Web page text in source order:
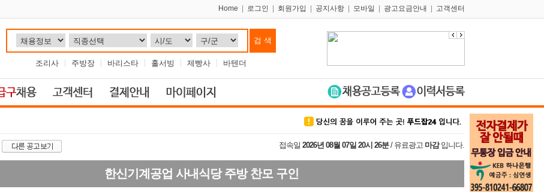
Home 로그인 회원가입 공지사항 모바일 광고요금안내 고객센터
조리사 주방장 바리스타 홀서빙 제빵사 바텐더
접속일 2026년 08월 07일 20시 26분/ 유료광고 마감입니다.
한신기계공업 사내식당 주방 찬모 구인